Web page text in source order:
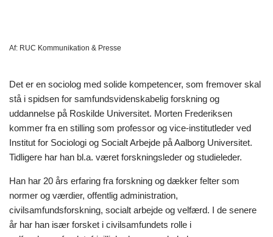
Af: RUC Kommunikation & Presse
Det er en sociolog med solide kompetencer, som fremover skal
stå i spidsen for samfundsvidenskabelig forskning og
uddannelse på Roskilde Universitet. Morten Frederiksen
kommer fra en stilling som professor og vice-institutleder ved
Institut for Sociologi og Socialt Arbejde på Aalborg Universitet.
Tidligere har han bl.a. været forskningsleder og studieleder.
Han har 20 års erfaring fra forskning og dækker felter som
normer og værdier, offentlig administration,
civilsamfundsforskning, socialt arbejde og velfærd. I de senere
år har han især forsket i civilsamfundets rolle i